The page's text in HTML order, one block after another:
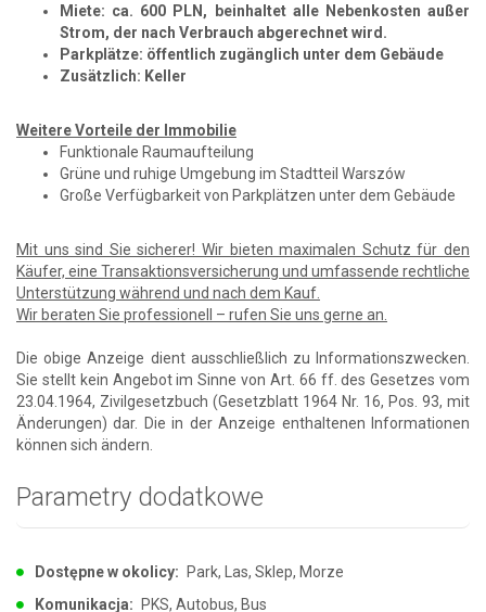
Miete: ca. 600 PLN, beinhaltet alle Nebenkosten außer
Strom, der nach Verbrauch abgerechnet wird.
Parkplätze: öffentlich zugänglich unter dem Gebäude
Zusätzlich: Keller
Weitere Vorteile der Immobilie
Funktionale Raumaufteilung
Grüne und ruhige Umgebung im Stadtteil Warszów
Große Verfügbarkeit von Parkplätzen unter dem Gebäude
Mit uns sind Sie sicherer! Wir bieten maximalen Schutz für den
Käufer, eine Transaktionsversicherung und umfassende rechtliche
Unterstützung während und nach dem Kauf.
Wir beraten Sie professionell – rufen Sie uns gerne an.
Die obige Anzeige dient ausschließlich zu Informationszwecken.
Sie stellt kein Angebot im Sinne von Art. 66 ff. des Gesetzes vom
23.04.1964, Zivilgesetzbuch (Gesetzblatt 1964 Nr. 16, Pos. 93, mit
Änderungen) dar. Die in der Anzeige enthaltenen Informationen
können sich ändern.
Parametry dodatkowe
Dostępne w okolicy: Park, Las, Sklep, Morze
Komunikacja: PKS, Autobus, Bus